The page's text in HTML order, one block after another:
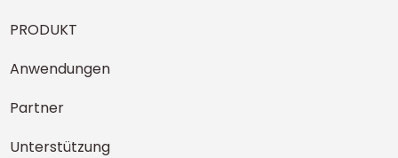
PRODUKT
Anwendungen
Partner
Unterstützung